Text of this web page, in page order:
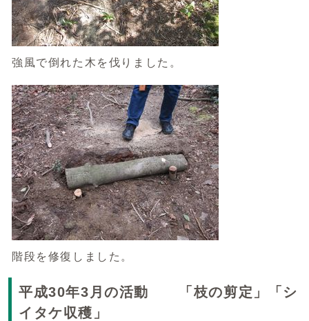
強風で倒れた木を伐りました。
階段を修復しました。
平成30年3月の活動 「枝の剪定」「シ
イタケ収穫」